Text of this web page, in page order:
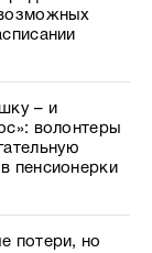
– и
волонтеры
пенсионерки
потери, но